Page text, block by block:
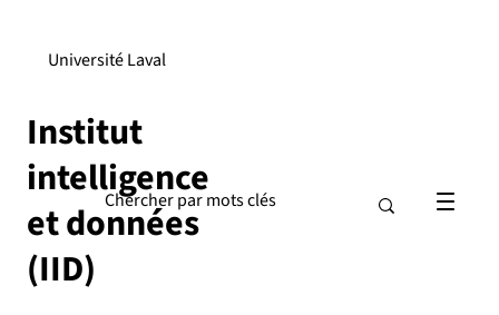
Institut
intelligence
et données
(IID)
Université Laval